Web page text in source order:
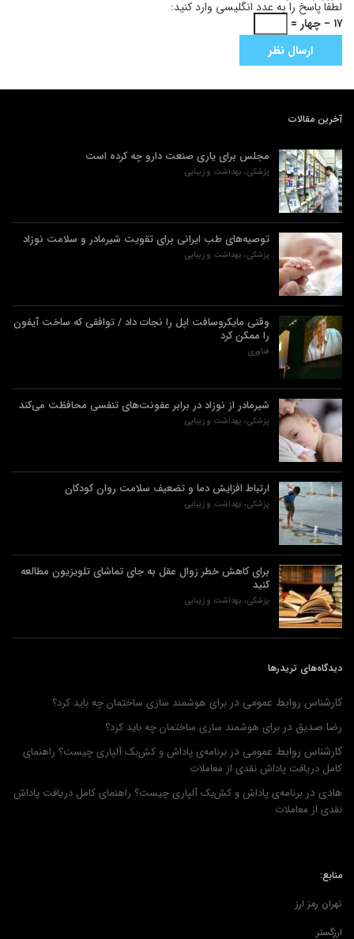
لطفا پاسخ را به عدد انگلیسی وارد کنید:
۱۷ − چهار =
آخرین مقالات
مجلس برای یاری صنعت دارو چه کرده است
پزشکی، بهداشت و زیبایی
توصیه‌های طب ایرانی برای تقویت شیرمادر و سلامت نوزاد
پزشکی، بهداشت و زیبایی
وقتی مایکروسافت اپل را نجات داد / توافقی که ساخت آیفون
را ممکن کرد
فناوری
شیرمادر از نوزاد در برابر عفونت‌های تنفسی محافظت می‌کند
پزشکی، بهداشت و زیبایی
ارتباط افزایش دما و تضعیف سلامت روان کودکان
پزشکی، بهداشت و زیبایی
برای کاهش خطر زوال عقل به جای تماشای تلویزیون مطالعه
کنید
پزشکی، بهداشت و زیبایی
دیدگاه‌های تریدرها
کارشناس روابط عمومی در برای هوشمند سازی ساختمان چه باید کرد؟
رضا صدیق در برای هوشمند سازی ساختمان چه باید کرد؟
کارشناس روابط عمومی در برنامه‌ی پاداش و کش‌بک آلپاری چیست؟ راهنمای
کامل دریافت پاداش نقدی از معاملات
هادی در برنامه‌ی پاداش و کش‌بک آلپاری چیست؟ راهنمای کامل دریافت پاداش
نقدی از معاملات
منابع:
تهران رمز ارز
ارزگستر